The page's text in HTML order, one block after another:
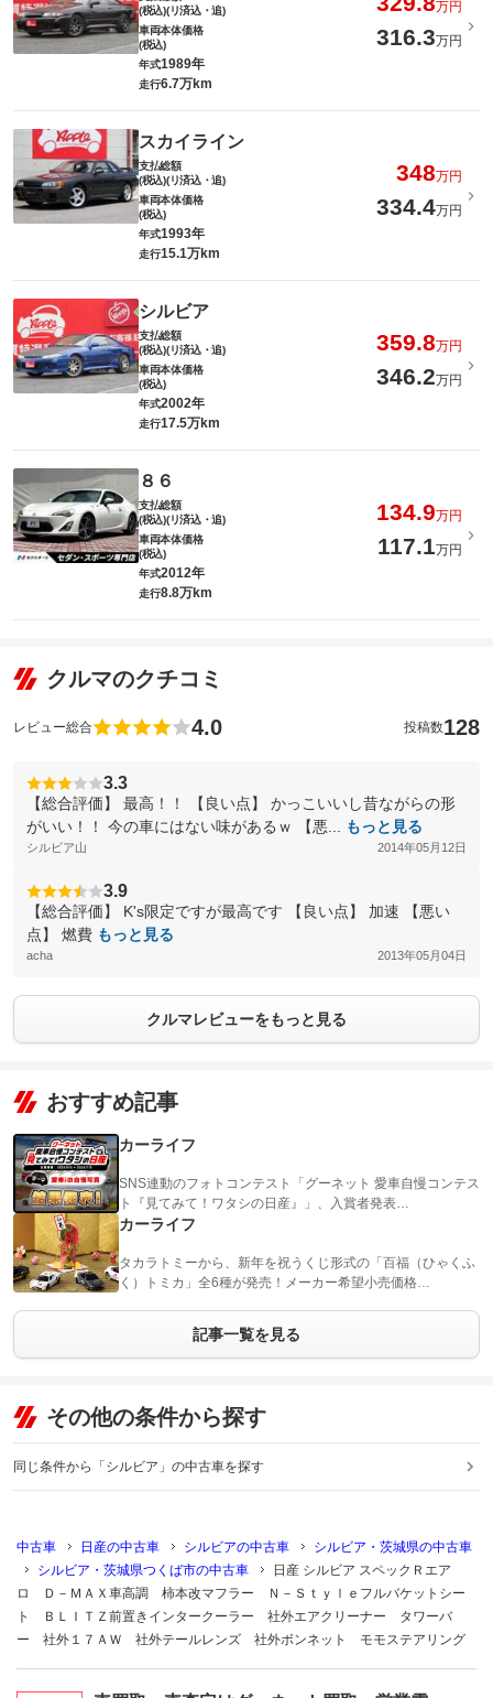
(税込)(リ済込・追)
万円
車両本体価格
(税込)
316.3万円
年式1989年
走行6.7万km
スカイライン
支払総額
(税込)(リ済込・追)
348万円
車両本体価格
(税込)
334.4万円
年式1993年
走行15.1万km
シルビア
支払総額
(税込)(リ済込・追)
359.8万円
車両本体価格
(税込)
346.2万円
年式2002年
走行17.5万km
８６
支払総額
(税込)(リ済込・追)
134.9万円
車両本体価格
(税込)
117.1万円
年式2012年
走行8.8万km
クルマのクチコミ
レビュー総合 4.0 投稿数128
3.3
【総合評価】 最高！！ 【良い点】 かっこいいし昔ながらの形
がいい！！ 今の車にはない味があるｗ 【悪...
もっと見る
シルビア山 2014年05月12日
3.9
【総合評価】 K's限定ですが最高です 【良い点】 加速 【悪い
点】 燃費 もっと見る
acha 2013年05月04日
クルマレビューをもっと見る
おすすめ記事
カーライフ
SNS連動のフォトコンテスト「グーネット 愛車自慢コンテス
ト『見てみて！ワタシの日産』」、入賞者発表…
カーライフ
タカラトミーから、新年を祝うくじ形式の「百福（ひゃくふ
く）トミカ」全6種が発売！メーカー希望小売価格…
記事一覧を見る
その他の条件から探す
同じ条件から「シルビア」の中古車を探す
中古車 日産の中古車 シルビアの中古車
シルビア・茨城県の中古車
シルビア・茨城県つくば市の中古車
日産 シルビア スペックＲエア
ロ Ｄ－ＭＡＸ車高調 柿本改マフラー Ｎ－Ｓｔｙｌｅフルバケットシー
ト ＢＬＩＴＺ前置きインタークーラー 社外エアクリーナー タワーバ
ー 社外１７ＡＷ 社外テールレンズ 社外ボンネット モモステアリング